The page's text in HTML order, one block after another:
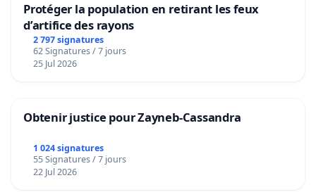
Protéger la population en retirant les feux
d’artifice des rayons
2 797 signatures
62 Signatures / 7 jours
25 Jul 2026
Obtenir justice pour Zayneb-Cassandra
1 024 signatures
55 Signatures / 7 jours
22 Jul 2026